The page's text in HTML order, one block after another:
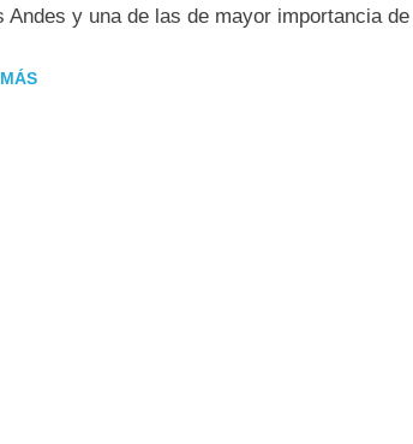
Andes y una de las de mayor importancia